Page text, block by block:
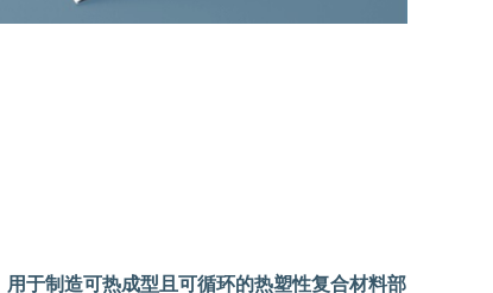
用于制造可热成型且可循环的热塑性复合材料部